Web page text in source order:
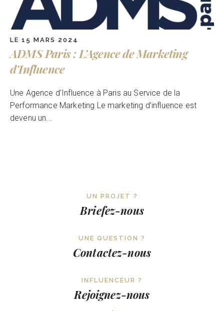
LE 15 MARS 2024
ADMS Paris : L’Agence de Marketing
d’Influence
Une Agence d’Influence à Paris au Service de la
Performance Marketing Le marketing d’influence est
devenu un...
UN PROJET ?
Briefez-nous
UNE QUESTION ?
Contactez-nous
INFLUENCEUR ?
Rejoignez-nous